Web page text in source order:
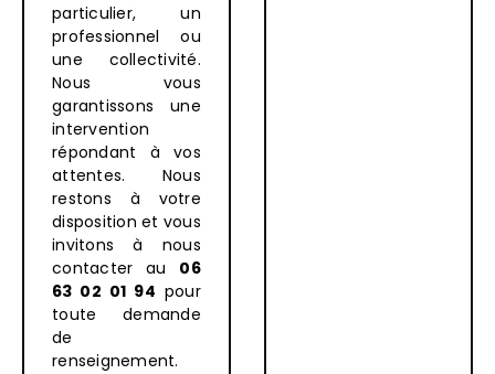
particulier, un
professionnel ou
une collectivité.
Nous vous
garantissons une
intervention
répondant à vos
attentes. Nous
restons à votre
disposition et vous
invitons à nous
contacter au 06
63 02 01 94 pour
toute demande
de
renseignement.